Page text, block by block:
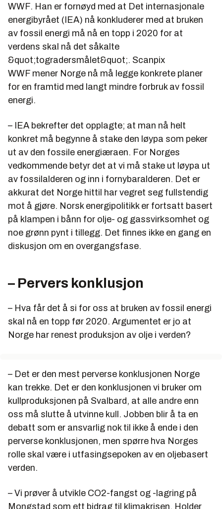
WWF. Han er fornøyd med at Det internasjonale
energibyrået (IEA) nå konkluderer med at bruken
av fossil energi må nå en topp i 2020 for at
verdens skal nå det såkalte
&quot;togradersmålet&quot;. Scanpix
WWF mener Norge nå må legge konkrete planer
for en framtid med langt mindre forbruk av fossil
energi.
– IEA bekrefter det opplagte; at man nå helt
konkret må begynne å stake den løypa som peker
ut av den fossile energiæraen. For Norges
vedkommende betyr det at vi må stake ut løypa ut
av fossilalderen og inn i fornybaralderen. Det er
akkurat det Norge hittil har vegret seg fullstendig
mot å gjøre. Norsk energipolitikk er fortsatt basert
på klampen i bånn for olje- og gassvirksomhet og
noe grønn pynt i tillegg. Det finnes ikke en gang en
diskusjon om en overgangsfase.
– Pervers konklusjon
– Hva får det å si for oss at bruken av fossil energi
skal nå en topp før 2020. Argumentet er jo at
Norge har renest produksjon av olje i verden?
– Det er den mest perverse konklusjonen Norge
kan trekke. Det er den konklusjonen vi bruker om
kullproduksjonen på Svalbard, at alle andre enn
oss må slutte å utvinne kull. Jobben blir å ta en
debatt som er ansvarlig nok til ikke å ende i den
perverse konklusjonen, men spørre hva Norges
rolle skal være i utfasingsepoken av en oljebasert
verden.
– Vi prøver å utvikle CO2-fangst og -lagring på
Mongstad som ett bidrag til klimakrisen. Holder